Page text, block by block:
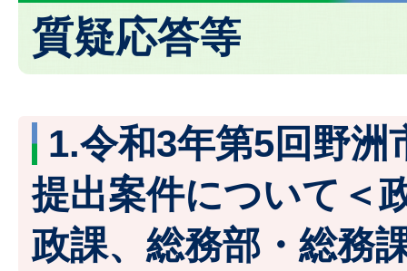
質疑応答等
1.令和3年第5回野洲
提出案件について＜
政課、総務部・総務